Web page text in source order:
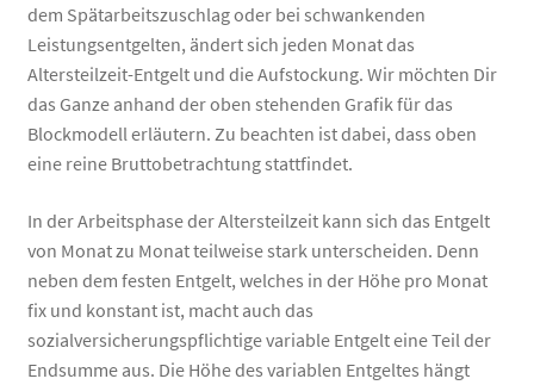
dem Spätarbeitszuschlag oder bei schwankenden
Leistungsentgelten, ändert sich jeden Monat das
Altersteilzeit-Entgelt und die Aufstockung. Wir möchten Dir
das Ganze anhand der oben stehenden Grafik für das
Blockmodell erläutern. Zu beachten ist dabei, dass oben
eine reine Bruttobetrachtung stattfindet.
In der Arbeitsphase der Altersteilzeit kann sich das Entgelt
von Monat zu Monat teilweise stark unterscheiden. Denn
neben dem festen Entgelt, welches in der Höhe pro Monat
fix und konstant ist, macht auch das
sozialversicherungspflichtige variable Entgelt eine Teil der
Endsumme aus. Die Höhe des variablen Entgeltes hängt